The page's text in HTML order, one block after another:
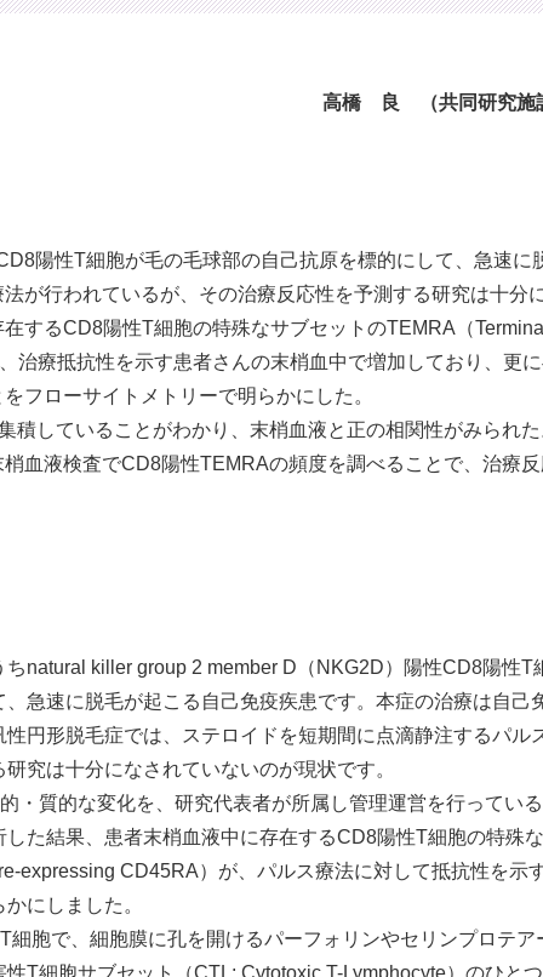
高橋 良 （共同研究施
陽性T細胞が毛の毛球部の自己抗原を標的にして、急速に
が行われているが、その治療反応性を予測する研究は十分
するCD8陽性T細胞の特殊なサブセットのTEMRA（
治療抵抗性を示す患者さんの末梢血中で増加しており、更
フローサイトメトリーで明らかにした。
積していることがわかり、末梢血液と正の相関性がみられ
血液検査でCD8陽性TEMRAの頻度を調べることで、治療
natural killer group 2 member D（NKG2D）陽性CD8陽性
急速に脱毛が起こる自己免疫疾患です。本症の治療は自己
円形脱毛症では、ステロイドを短期間に点滴静注するパル
究は十分になされていないのが現状です。
質的な変化を、研究代表者が所属し管理運営を行ってい
た結果、患者末梢血液中に存在するCD8陽性T細胞の特殊
expressing CD45RA）が、パルス療法に対して抵抗性を示
にしました。
胞で、細胞膜に孔を開けるパーフォリンやセリンプロテア
T細胞サブセット（CTL: Cytotoxic T-Lymphocyte）のひと